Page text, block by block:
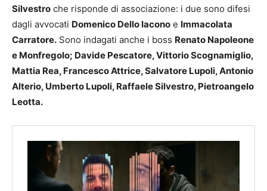
Silvestro che risponde di associazione: i due sono difesi
dagli avvocati Domenico Dello Iacono e Immacolata
Carratore. Sono indagati anche i boss Renato Napoleone
e Monfregolo; Davide Pescatore, Vittorio Scognamiglio,
Mattia Rea, Francesco Attrice, Salvatore Lupoli, Antonio
Alterio, Umberto Lupoli, Raffaele Silvestro, Pietroangelo
Leotta.